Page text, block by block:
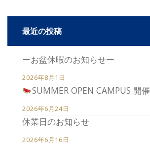
最近の投稿
ーお盆休暇のお知らせー
2026年8月1日
SUMMER OPEN CAMPUS 開催
2026年6月24日
休業日のお知らせ
2026年6月16日